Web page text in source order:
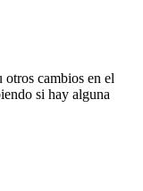
otros cambios en el
si hay alguna